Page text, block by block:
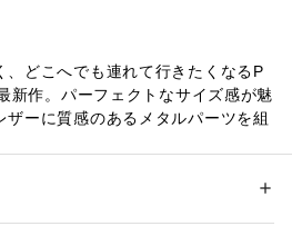
、どこへでも連れて行きたくなるP
新作。パーフェクトなサイズ感が魅
ザーに質感のあるメタルパーツを組
REPREVE Recycled Polyester, ポリ